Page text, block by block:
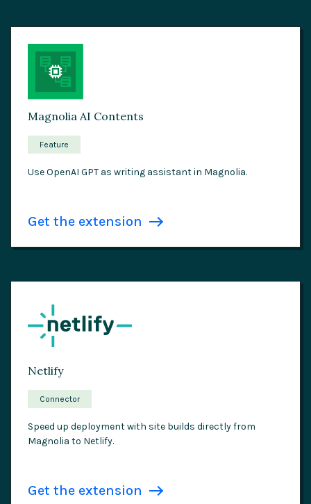
Magnolia AI Contents
Feature
Use OpenAI GPT as writing assistant in Magnolia.
Get the extension
Netlify
Connector
Speed up deployment with site builds directly from
Magnolia to Netlify.
Get the extension